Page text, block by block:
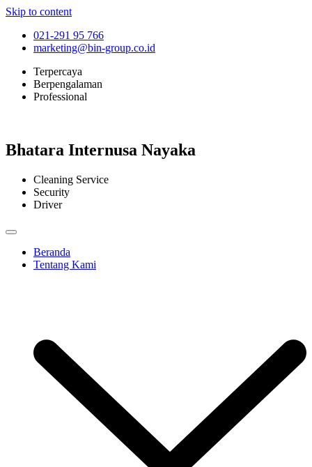
Skip to content
021-291 95 766
marketing@bin-group.co.id
Terpercaya
Berpengalaman
Professional
Bhatara Internusa Nayaka
Cleaning Service
Security
Driver
Beranda
Tentang Kami